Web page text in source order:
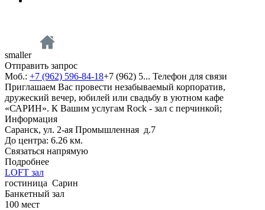
smaller
Отправить запрос
Моб.: +7 (962) 596-84-18+7 (962) 5... Телефон для связи
Приглашаем Вас провести незабываемый корпоратив,
дружеский вечер, юбилей или свадьбу в уютном кафе
«САРИН». К Вашим услугам Rock - зал с перчинкой;
Информация
Саранск, ул. 2-ая Промышленная д.7
До центра: 6.26 км.
Связаться напрямую
Подробнее
LOFT зал
гостиница Сарин
Банкетный зал
100 мест